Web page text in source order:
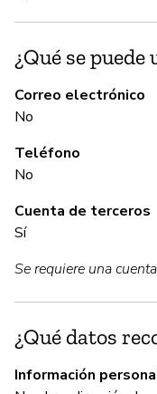
¿Qué se
Correo electrónico
No
Teléfono
No
Cuenta de terceros
Sí
Se requiere una
¿Qué datos
Información